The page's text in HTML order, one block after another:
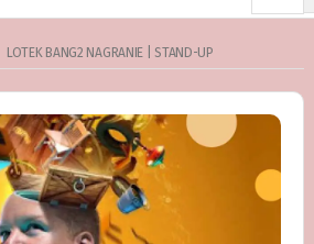
LOTEK BANG2 NAGRANIE | STAND-UP